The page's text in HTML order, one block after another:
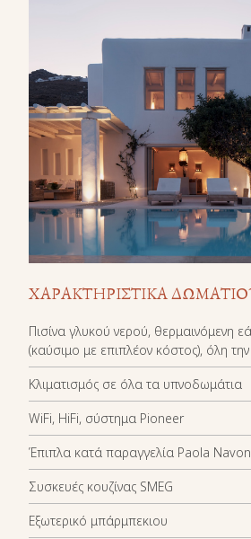
ΧΑΡΑΚΤΗΡΙΣΤΙΚΑ
Πισίνα γλυκού νερού, θερμαινόμενη
(καύσιμο με επιπλέον κόστος), όλη
Κλιματισμός σε όλα τα υπνοδωμάτια
WiFi, HiFi, σύστημα Pioneer
Έπιπλα κατά παραγγελία Paola
Συσκευές κουζίνας SMEG
Εξωτερικό μπάρμπεκιου